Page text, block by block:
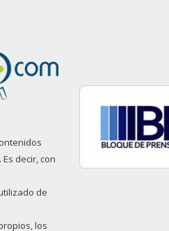
decir, con
de
los